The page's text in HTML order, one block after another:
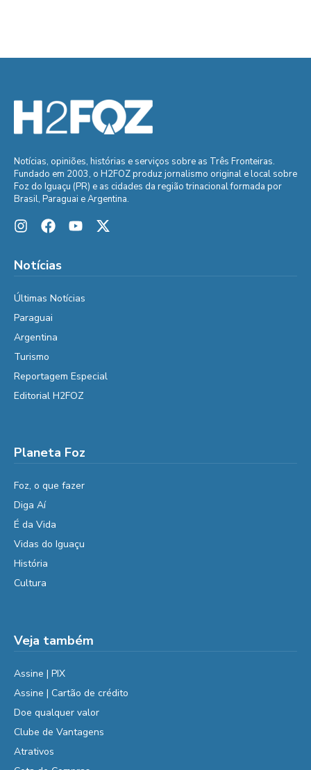
Notícias, opiniões, histórias e serviços sobre as Três Fronteiras.
Fundado em 2003, o H2FOZ produz jornalismo original e local sobre
Foz do Iguaçu (PR) e as cidades da região trinacional formada por
Brasil, Paraguai e Argentina.
Notícias
Últimas Notícias
Paraguai
Argentina
Turismo
Reportagem Especial
Editorial H2FOZ
Planeta Foz
Foz, o que fazer
Diga Aí
É da Vida
Vidas do Iguaçu
História
Cultura
Veja também
Assine | PIX
Assine | Cartão de crédito
Doe qualquer valor
Clube de Vantagens
Atrativos